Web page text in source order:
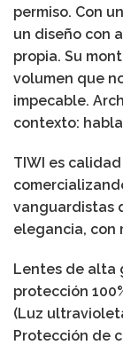
permiso. Con
un diseño con
propia. Su
volumen que
impecable.
contexto:
TIWI es
vanguardistas
elegancia, con
Lentes de alta
protección
(Luz
Protección de